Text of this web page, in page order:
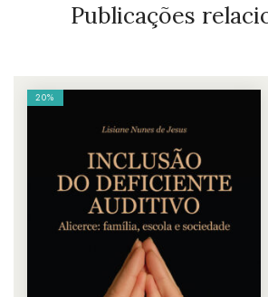
Publicações
20%